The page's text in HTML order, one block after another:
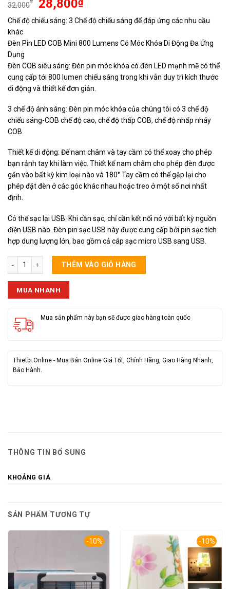
32,000
gốc
là:
28,800
tại
28,800₫.
Chế độ chiếu sáng: 3 Chế độ chiếu sáng để đáp ứng các nhu cầu
khác
Đèn Pin LED COB Mini 800 Lumens Có Móc Khóa Di Động Đa Ứng
Dụng
Đèn COB siêu sáng: Đèn pin móc khóa có đèn LED mạnh mẽ có thể
cung cấp tới 800 lumen chiếu sáng trong khi vẫn duy trì kích thước
di động và thiết kế đơn giản.
3 chế độ ánh sáng: Đèn pin móc khóa của chúng tôi có 3 chế độ
chiếu sáng-COB chế độ cao, chế độ thấp COB, chế độ nhấp nháy
COB
Thiết kế di động: Đế nam châm và tay cầm có thể xoay cho phép
bạn rảnh tay khi làm việc. Thiết kế nam châm cho phép đèn được
gắn vào bất kỳ kim loại nào và 180° Tay cầm có thể gập lại cho
phép đặt đèn ở các góc khác nhau hoặc treo ở một số nơi nhất
định.
Có thể sạc lại USB: Khi cần sạc, chỉ cần kết nối nó với bất kỳ nguồn
điện USB nào. Đèn pin sạc USB này được cung cấp bởi pin sạc tích
hợp dung lượng lớn, bao gồm cả cáp sạc micro USB sang USB.
Đèn Móc Khoá Đa Năng Mini (Mẫu Vuông) số lượng
THÊM VÀO GIỎ HÀNG
MUA NHANH
Mua sản phẩm này bạn sẽ được giao hàng toàn quốc
Thietbi.Online - Mua Bán Online Giá Tốt, Chính Hãng, Giao Hàng Nhanh,
Bảo Hành.
THÔNG TIN BỔ SUNG
KHOẢNG GIÁ
SẢN PHẨM TƯƠNG TỰ
-10% -10%